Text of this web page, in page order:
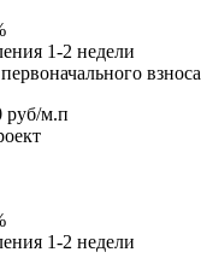
1-2 недели
взноса
руб/м.п
1-2 недели